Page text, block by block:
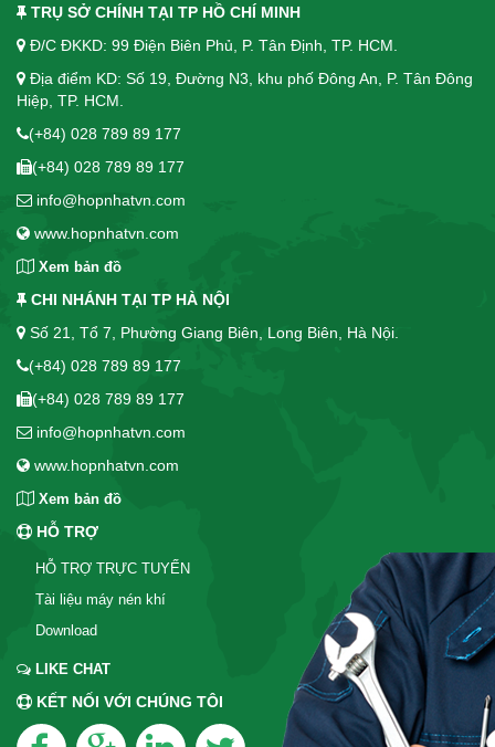
TRỤ SỞ CHÍNH TẠI TP HỒ CHÍ MINH
Đ/C ĐKKD: 99 Điện Biên Phủ, P. Tân Định, TP. HCM.
Địa điểm KD: Số 19, Đường N3, khu phố Đông An, P. Tân Đông
Hiệp, TP. HCM.
(+84) 028 789 89 177
(+84) 028 789 89 177
info@hopnhatvn.com
www.hopnhatvn.com
Xem bản đồ
CHI NHÁNH TẠI TP HÀ NỘI
Số 21, Tổ 7, Phường Giang Biên, Long Biên, Hà Nội.
(+84) 028 789 89 177
(+84) 028 789 89 177
info@hopnhatvn.com
www.hopnhatvn.com
Xem bản đồ
HỖ TRỢ
HỖ TRỢ TRỰC TUYẾN
Tài liệu máy nén khí
Download
LIKE CHAT
KẾT NỐI VỚI CHÚNG TÔI